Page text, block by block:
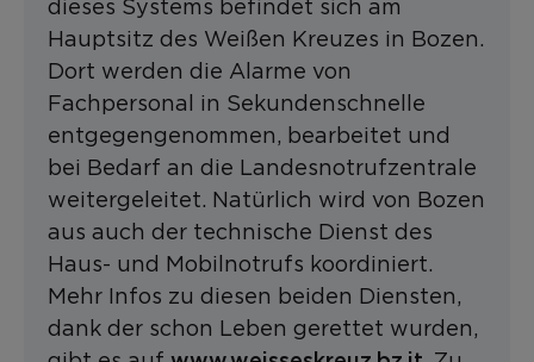
dieses Systems befindet sich am
Hauptsitz des Weißen Kreuzes in Bozen.
Dort werden die Alarme von
Fachpersonal in Sekundenschnelle
entgegengenommen, bearbeitet und
bei Bedarf an die Landesnotrufzentrale
weitergeleitet. Natürlich wird von Bozen
aus auch der technische Dienst des
Haus- und Mobilnotrufs koordiniert.
Mehr Infos zu diesen beiden Diensten,
dank der schon Leben gerettet wurden,